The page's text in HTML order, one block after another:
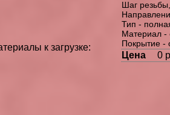
к загрузке:
Шаг
Тип -
Материал -
Покрытие -
Цена 0